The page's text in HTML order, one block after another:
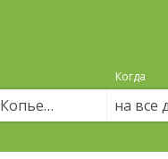
Когда
на все